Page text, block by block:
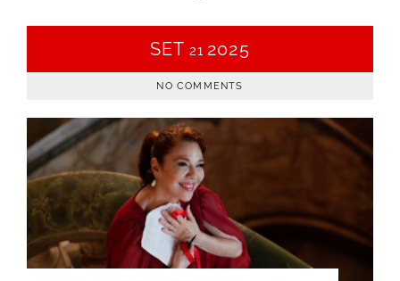
SET 21 2025
NO COMMENTS